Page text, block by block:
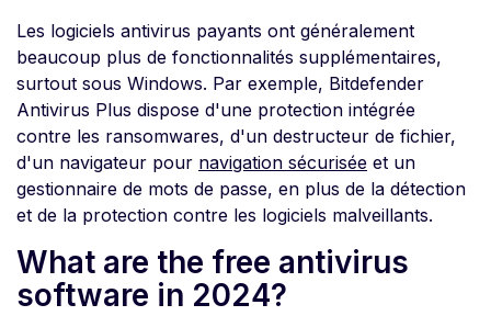
Les logiciels antivirus payants ont généralement
beaucoup plus de fonctionnalités supplémentaires,
surtout sous Windows. Par exemple, Bitdefender
Antivirus Plus dispose d'une protection intégrée
contre les ransomwares, d'un destructeur de fichier,
d'un navigateur pour navigation sécurisée et un
gestionnaire de mots de passe, en plus de la détection
et de la protection contre les logiciels malveillants.
What are the free antivirus
software in 2024?